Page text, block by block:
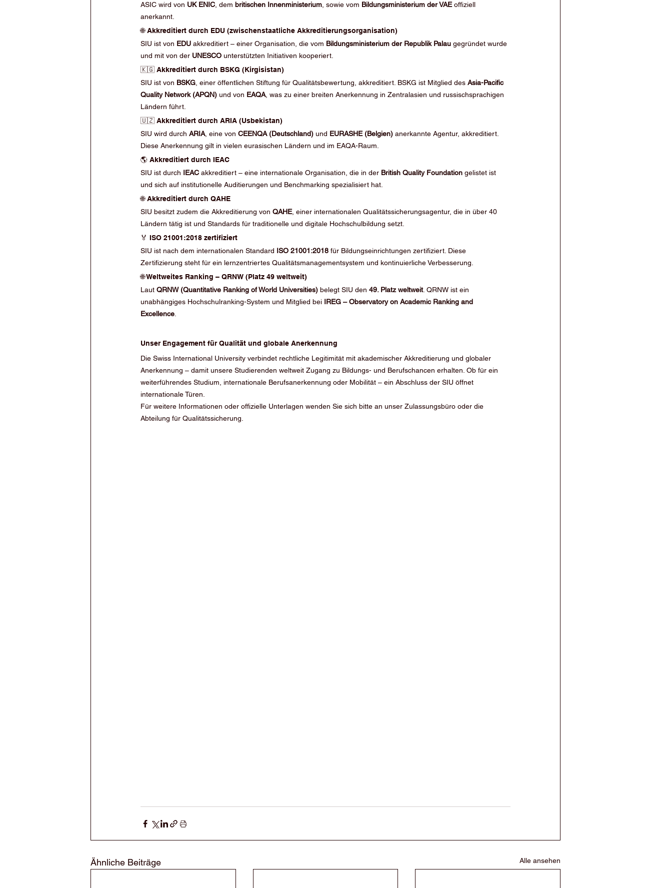
ASIC wird von UK ENIC , dem britischen Innenministerium , sowie vom Bildungsministerium der VAE offiziell
anerkannt.
🌐 Akkreditiert durch EDU (zwischenstaatliche Akkreditierungsorganisation)
SIU ist von EDU akkreditiert – einer Organisation, die vom Bildungsministerium der Republik Palau gegründet wurde
und mit von der UNESCO unterstützten Initiativen kooperiert.
🇰🇬 Akkreditiert durch BSKG (Kirgisistan)
SIU ist von BSKG , einer öffentlichen Stiftung für Qualitätsbewertung, akkreditiert. BSKG ist Mitglied des Asia-Pacific
Quality Network (APQN) und von EAQA, was zu einer breiten Anerkennung in Zentralasien und russischsprachigen
Ländern führt.
🇺🇿 Akkreditiert durch ARIA (Usbekistan)
SIU wird durch ARIA, eine von CEENQA (Deutschland) und EURASHE (Belgien) anerkannte Agentur, akkreditiert.
Diese Anerkennung gilt in vielen eurasischen Ländern und im EAQA-Raum.
🌎 Akkreditiert durch IEAC
SIU ist durch IEAC akkreditiert – eine internationale Organisation, die in der British Quality Foundation gelistet ist
und sich auf institutionelle Auditierungen und Benchmarking spezialisiert hat.
🌐 Akkreditiert durch QAHE
SIU besitzt zudem die Akkreditierung von QAHE, einer internationalen Qualitätssicherungsagentur, die in über 40
Ländern tätig ist und Standards für traditionelle und digitale Hochschulbildung setzt.
🏅 ISO 21001:2018 zertifiziert
SIU ist nach dem internationalen Standard ISO 21001:2018 für Bildungseinrichtungen zertifiziert. Diese
Zertifizierung steht für ein lernzentriertes Qualitätsmanagementsystem und kontinuierliche Verbesserung.
🌐 Weltweites Ranking – QRNW (Platz 49 weltweit)
Laut QRNW (Quantitative Ranking of World Universities) belegt SIU den 49. Platz weltweit. QRNW ist ein
unabhängiges Hochschulranking-System und Mitglied bei IREG – Observatory on Academic Ranking and
Excellence
Unser Engagement für Qualität und globale Anerkennung
Die Swiss International University verbindet rechtliche Legitimität mit akademischer Akkreditierung und globaler
Anerkennung – damit unsere Studierenden weltweit Zugang zu Bildungs- und Berufschancen erhalten. Ob für ein
weiterführendes Studium, internationale Berufsanerkennung oder Mobilität – ein Abschluss der SIU öffnet
internationale Türen.
Für weitere Informationen oder offizielle Unterlagen wenden Sie sich bitte an unser Zulassungsbüro oder die
Abteilung für Qualitätssicherung.
Ähnliche Beiträge Alle ansehen